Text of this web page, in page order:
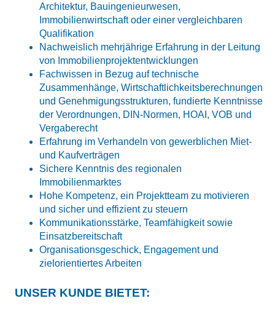
Architektur, Bauingenieurwesen,
Immobilienwirtschaft oder einer vergleichbaren
Qualifikation
Nachweislich mehrjährige Erfahrung in der Leitung
von Immobilienprojektentwicklungen
Fachwissen in Bezug auf technische
Zusammenhänge, Wirtschaftlichkeitsberechnungen
und Genehmigungsstrukturen, fundierte Kenntnisse
der Verordnungen, DIN-Normen, HOAI, VOB und
Vergaberecht
Erfahrung im Verhandeln von gewerblichen Miet-
und Kaufverträgen
Sichere Kenntnis des regionalen
Immobilienmarktes
Hohe Kompetenz, ein Projektteam zu motivieren
und sicher und effizient zu steuern
Kommunikationsstärke, Teamfähigkeit sowie
Einsatzbereitschaft
Organisationsgeschick, Engagement und
zielorientiertes Arbeiten
UNSER KUNDE BIETET: